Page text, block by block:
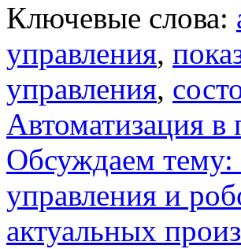
Ключевые слова:
управления,
управления,
Автоматизация
Обсуждаем тему:
управления и
актуальных